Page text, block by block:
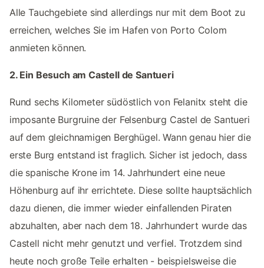
Alle Tauchgebiete sind allerdings nur mit dem Boot zu
erreichen, welches Sie im Hafen von Porto Colom
anmieten können.
2. Ein Besuch am Castell de Santueri
Rund sechs Kilometer südöstlich von Felanitx steht die
imposante Burgruine der Felsenburg Castel de Santueri
auf dem gleichnamigen Berghügel. Wann genau hier die
erste Burg entstand ist fraglich. Sicher ist jedoch, dass
die spanische Krone im 14. Jahrhundert eine neue
Höhenburg auf ihr errichtete. Diese sollte hauptsächlich
dazu dienen, die immer wieder einfallenden Piraten
abzuhalten, aber nach dem 18. Jahrhundert wurde das
Castell nicht mehr genutzt und verfiel. Trotzdem sind
heute noch große Teile erhalten - beispielsweise die